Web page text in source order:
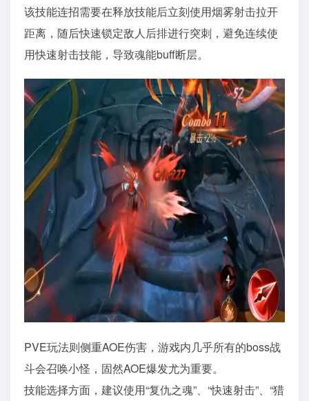
该技能连招需要在释放技能后立刻使用烟雾射击拉开
距离，随后快速锁定敌人后排进行突刺，避免连续使
用快速射击技能，导致魂能buff断层。
PVE玩法则侧重AOE伤害，游戏内几乎所有的boss战
斗会召唤小怪，固然AOE爆发尤为重要。
技能选择方面，建议使用“复仇之魂”、“快速射击”、“猎